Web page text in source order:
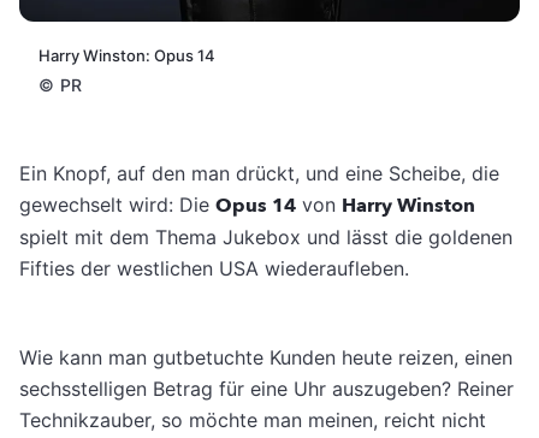
Harry Winston: Opus 14
© PR
Ein Knopf, auf den man drückt, und eine Scheibe, die
gewechselt wird: Die Opus 14 von Harry Winston
spielt mit dem Thema Jukebox und lässt die goldenen
Fifties der westlichen USA wiederaufleben.
Wie kann man gutbetuchte Kunden heute reizen, einen
sechsstelligen Betrag für eine Uhr auszugeben? Reiner
Technikzauber, so möchte man meinen, reicht nicht